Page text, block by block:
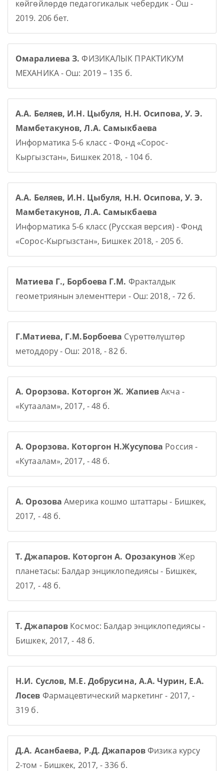
көйгөйлөрдө педагогикалык чебердик - Ош -
2019. 206 бет.
Омаралиева З. ФИЗИКАЛЫК ПРАКТИКУМ
МЕХАНИКА - Ош: 2019 – 135 б.
А.А. Беляев, И.Н. Цыбуля, Н.Н. Осипова, У. Э.
Мамбетакунов, Л.А. Самыкбаева
Информатика 5-6 класс - Фонд «Сорос-
Кыргызстан», Бишкек 2018, - 104 б.
А.А. Беляев, И.Н. Цыбуля, Н.Н. Осипова, У. Э.
Мамбетакунов, Л.А. Самыкбаева
Информатика 5-6 класс (Русская версия) - Фонд
«Сорос-Кыргызстан», Бишкек 2018, - 205 б.
Матиева Г., Борбоева Г.М. Фракталдык
геометриянын элементтери - Ош: 2018, - 72 б.
Г.Матиева, Г.М.Борбоева Сүрөттөлүштөр
методдору - Ош: 2018, - 82 б.
А. Орорзова. Которгон Ж. ЖапиевАкча -
«Кутаалам», 2017, - 48 б.
А. Орорзова. Которгон Н.Жусупова Россия -
«Кутаалам», 2017, - 48 б.
А. Орозова Америка кошмо штаттары - Бишкек,
2017, - 48 б.
Т. Джапаров. Которгон А. Орозакунов Жер
планетасы: Балдар энциклопедиясы - Бишкек,
2017, - 48 б.
Т. Джапаров Космос: Балдар энциклопедиясы -
Бишкек, 2017, - 48 б.
Н.И. Суслов, М.Е. Добрусина, А.А. Чурин, Е.А.
Лосев Фармацевтический маркетинг - 2017, -
319 б.
Д.А. Асанбаева, Р.Д. ДжапаровФизика курсу
2-том - Бишкек, 2017, - 336 б.